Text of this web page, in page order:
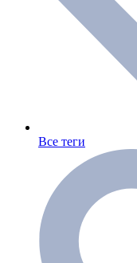
Все теги